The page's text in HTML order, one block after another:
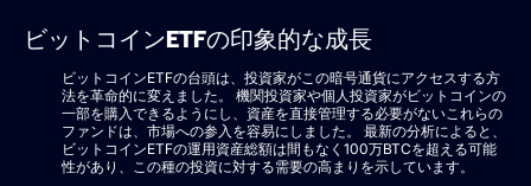
ビットコインETFの印象的な成長
ビットコインETFの台頭は、投資家がこの暗号通貨にアクセスする方
法を革命的に変えました。 機関投資家や個人投資家がビットコインの
一部を購入できるようにし、資産を直接管理する必要がないこれらの
ファンドは、市場への参入を容易にしました。 最新の分析によると、
ビットコインETFの運用資産総額は間もなく100万BTCを超える可能
性があり、この種の投資に対する需要の高まりを示しています。